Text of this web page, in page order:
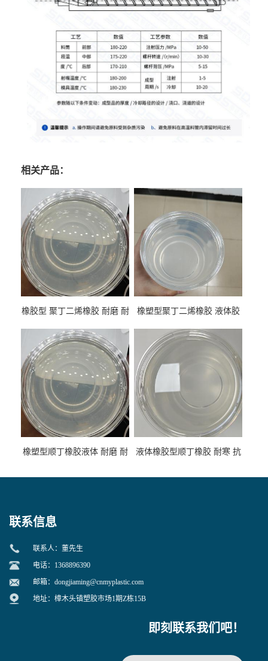
相关产品：
橡胶型 聚丁二烯橡胶 耐磨 耐
性
橡塑型聚丁二烯橡胶 液体胶
专用
橡塑型顺丁橡胶液体 耐磨 耐
液体橡胶型顺丁橡胶 耐寒 抗
联系信息
联系人：董先生
电话：1368896390
邮箱： dongjiaming@cnmyplastic.com
地址：樟木头镇塑胶市场1期Z栋15B
即刻联系我们吧！